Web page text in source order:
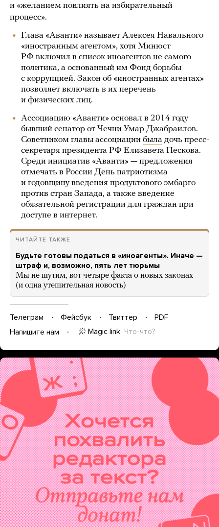
и «желанием повлиять на избирательный
процесс».
Глава «Аванти» называет Алексея Навального
«иностранным агентом», хотя Минюст
РФ включил в список иноагентов не самого
политика, а основанный им Фонд борьбы
с коррупцией. Закон об «иностранных агентах»
позволяет включать в их перечень
и физических лиц.
Ассоциацию «Аванти» основал в 2014 году
бывший сенатор от Чечни Умар Джабраилов.
Советником главы ассоциации была дочь пресс-
секретаря президента РФ Елизавета Пескова.
Среди инициатив «Аванти» — предложения
отмечать в России День патриотизма
и годовщину введения продуктового эмбарго
против стран Запада, а также введение
обязательной регистрации для граждан при
доступе в интернет.
ЧИТАЙТЕ ТАКЖЕ
Будьте готовы податься в «иноагенты». Иначе —
штраф и, возможно, пять лет тюрьмы
Мы не шутим, вот четыре факта о новых законах
(и одна утешительная новость)
Телеграм Фейсбук Твиттер
PDF
Напишите нам
Magic link Что-что?